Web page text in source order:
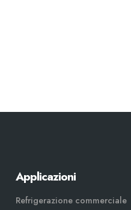
Applicazioni
Refrigerazione commerciale